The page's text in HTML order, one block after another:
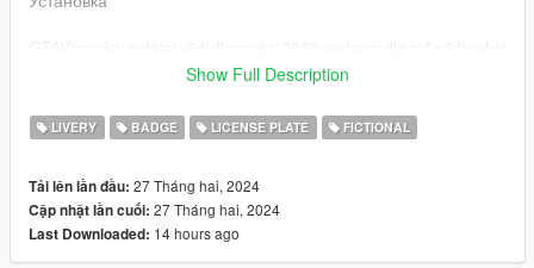
les.rpf\ заменить 2023vestang.ytd на мой файл
Буду сильно рад, если вы оставите комментарий и
поставьте лайк моей работе!
всем вопросам писать в соц сети
EN
Show Full Description
LIVERY BADGE LICENSE PLATE FICTIONAL
Tải lên lần đầu: 27 Tháng hai, 2024
Cập nhật lần cuối: 27 Tháng hai, 2024
Last Downloaded: 14 hours ago